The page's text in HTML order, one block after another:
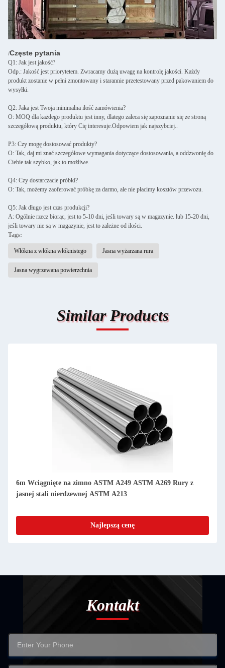
/Częste pytania
Q1: Jak jest jakość?
Odp.: Jakość jest priorytetem. Zwracamy dużą uwagę na kontrolę jakości. Każdy
produkt zostanie w pełni zmontowany i starannie przetestowany przed pakowaniem do
wysyłki.
Q2: Jaka jest Twoja minimalna ilość zamówienia?
O: MOQ dla każdego produktu jest inny, dlatego zaleca się zapoznanie się ze stroną
szczegółową produktu, który Cię interesuje.Odpowiem jak najszybciej..
P3: Czy mogę dostosować produkty?
O: Tak, daj mi znać szczegółowe wymagania dotyczące dostosowania, a oddzwonię do
Ciebie tak szybko, jak to możliwe.
Q4: Czy dostarczacie próbki?
O: Tak, możemy zaoferować próbkę za darmo, ale nie płacimy kosztów przewozu.
Q5: Jak długo jest czas produkcji?
A: Ogólnie rzecz biorąc, jest to 5-10 dni, jeśli towary są w magazynie. lub 15-20 dni,
jeśli towary nie są w magazynie, jest to zależne od ilości.
Tags:
Włókna z włókna włóknistego Jasna wyżarzana rura
Jasna wygrzewana powierzchnia
Similar Products
6MM do 630MM Rury ze stali BA ASME SA269 TP316L Rury
ze stali nierdzewnej
Najlepszą cenę
Kontakt